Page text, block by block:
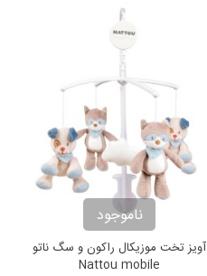
ناموجود
آویز تخت موزیکال راکون و سگ ناتو
Nattou mobile